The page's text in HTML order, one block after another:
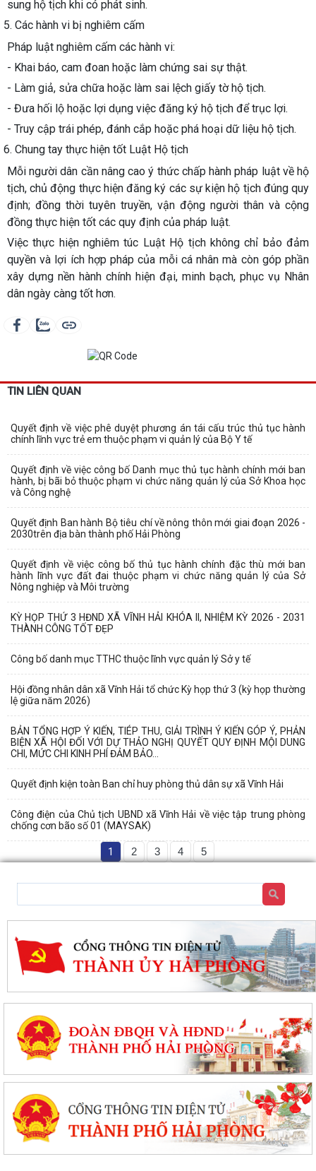
sung hộ tịch khi có phát sinh.
5. Các hành vi bị nghiêm cấm
Pháp luật nghiêm cấm các hành vi:
- Khai báo, cam đoan hoặc làm chứng sai sự thật.
- Làm giả, sửa chữa hoặc làm sai lệch giấy tờ hộ tịch.
- Đưa hối lộ hoặc lợi dụng việc đăng ký hộ tịch để trục lợi.
- Truy cập trái phép, đánh cắp hoặc phá hoại dữ liệu hộ tịch.
6. Chung tay thực hiện tốt Luật Hộ tịch
Mỗi người dân cần nâng cao ý thức chấp hành pháp luật về hộ
tịch, chủ động thực hiện đăng ký các sự kiện hộ tịch đúng quy
định; đồng thời tuyên truyền, vận động người thân và cộng
đồng thực hiện tốt các quy định của pháp luật.
Việc thực hiện nghiêm túc Luật Hộ tịch không chỉ bảo đảm
quyền và lợi ích hợp pháp của mỗi cá nhân mà còn góp phần
xây dựng nền hành chính hiện đại, minh bạch, phục vụ Nhân
dân ngày càng tốt hơn.
TIN LIÊN QUAN
Quyết định về việc phê duyệt phương án tái cấu trúc thủ tục hành
chính lĩnh vực trẻ em thuộc phạm vi quản lý của Bộ Y tế
Quyết định về việc công bố Danh mục thủ tục hành chính mới ban
hành, bị bãi bỏ thuộc phạm vi chức năng quản lý của Sở Khoa học
và Công nghệ
Quyết định Ban hành Bộ tiêu chí về nông thôn mới giai đoạn 2026 -
2030trên địa bàn thành phố Hải Phòng
Quyết định về việc công bố thủ tục hành chính đặc thù mới ban
hành lĩnh vực đất đai thuộc phạm vi chức năng quản lý của Sở
Nông nghiệp và Môi trường
KỲ HỌP THỨ 3 HĐND XÃ VĨNH HẢI KHÓA II, NHIỆM KỲ 2026 - 2031
THÀNH CÔNG TỐT ĐẸP
Công bố danh mục TTHC thuộc lĩnh vực quản lý Sở y tế
Hội đồng nhân dân xã Vĩnh Hải tổ chức Kỳ họp thứ 3 (kỳ họp thường
lệ giữa năm 2026)
BẢN TỔNG HỢP Ý KIẾN, TIÉP THU, GIẢI TRÌNH Ý KIẾN GÓP Ý, PHẢN
BIỆN XÃ HỘI ĐỐI VỚI DỰ THẢO NGHỊ QUYẾT QUY ĐỊNH MỘI DUNG
CHI, MỨC CHI KINH PHÍ ĐẢM BẢO...
Quyết định kiện toàn Ban chỉ huy phòng thủ dân sự xã Vĩnh Hải
Công điện của Chủ tịch UBND xã Vĩnh Hải về việc tập trung phòng
chống cơn bão số 01 (MAYSAK)
1 2 3 4 5